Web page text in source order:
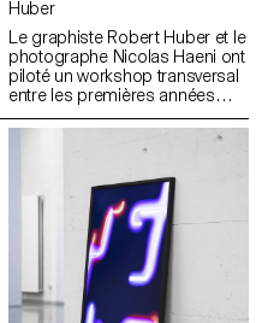
Huber
Le graphiste Robert Huber et le
photographe Nicolas Haeni ont
piloté un workshop transversal
entre les premières années
Bachelor Design Graphique et
Photographie. En joignant leurs
groupes d’étudiants ont
sélectionné une activité lié au
tourisme en Suisse, en
proposant une vision alternative
et décalée sous forme
d’édition.